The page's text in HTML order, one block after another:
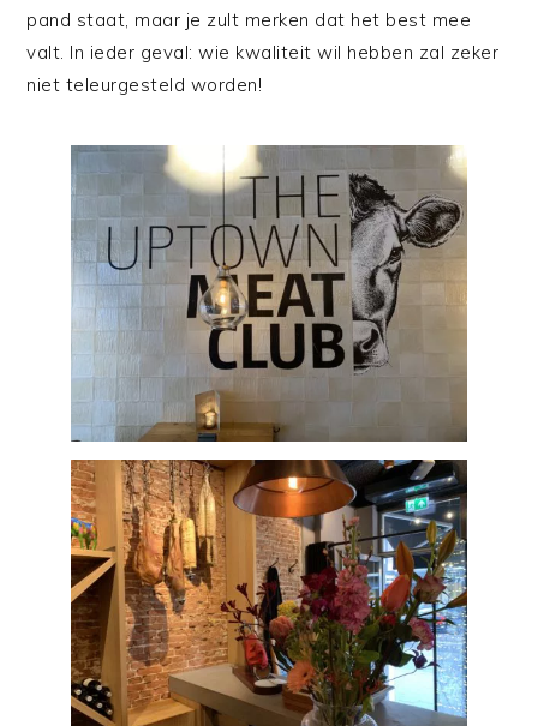
pand staat, maar je zult merken dat het best mee
valt. In ieder geval: wie kwaliteit wil hebben zal zeker
niet teleurgesteld worden!